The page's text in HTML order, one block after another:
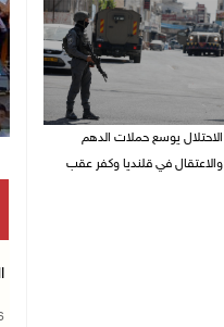
الاحتلال يوسع حملات الدهم
والاعتقال في قلنديا وكفر عقب